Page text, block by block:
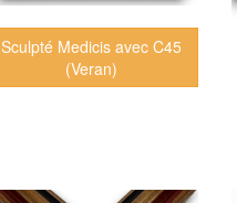
Sculpté Medicis avec C45
(Veran)